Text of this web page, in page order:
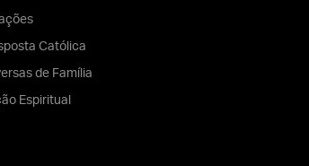
Católica
de Família
Espiritual